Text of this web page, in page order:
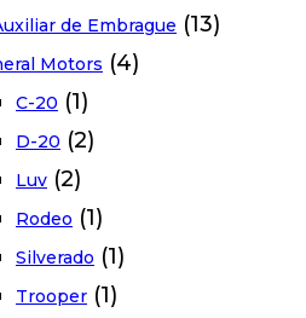
de Embrague (13)
Motors (4)
C-20 (1)
D-20 (2)
Luv (2)
Rodeo (1)
Silverado (1)
Trooper (1)